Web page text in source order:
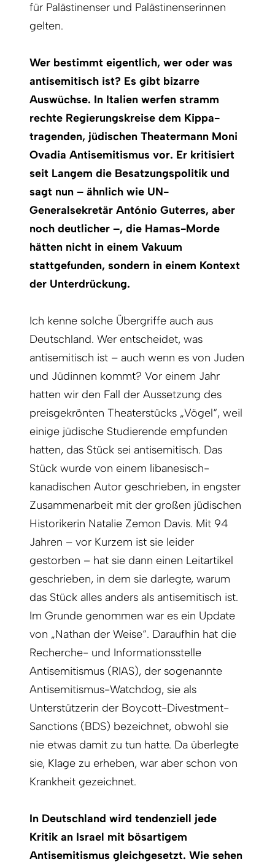
für Palästinenser und Palästinenserinnen
gelten.
Wer bestimmt eigentlich, wer oder was
antisemitisch ist? Es gibt bizarre
Auswüchse. In Italien werfen stramm
rechte Regierungskreise dem Kippa-
tragenden, jüdischen Theatermann Moni
Ovadia Antisemitismus vor. Er kritisiert
seit Langem die Besatzungspolitik und
sagt nun – ähnlich wie UN-
Generalsekretär António Guterres, aber
noch deutlicher –, die Hamas-Morde
hätten nicht in einem Vakuum
stattgefunden, sondern in einem Kontext
der Unterdrückung.
Ich kenne solche Übergriffe auch aus
Deutschland. Wer entscheidet, was
antisemitisch ist – auch wenn es von Juden
und Jüdinnen kommt? Vor einem Jahr
hatten wir den Fall der Aussetzung des
preisgekrönten Theaterstücks „Vögel“, weil
einige jüdische Studierende empfunden
hatten, das Stück sei antisemitisch. Das
Stück wurde von einem libanesisch-
kanadischen Autor geschrieben, in engster
Zusammenarbeit mit der großen jüdischen
Historikerin Natalie Zemon Davis. Mit 94
Jahren – vor Kurzem ist sie leider
gestorben – hat sie dann einen Leitartikel
geschrieben, in dem sie darlegte, warum
das Stück alles anders als antisemitisch ist.
Im Grunde genommen war es ein Update
von „Nathan der Weise“. Daraufhin hat die
Recherche- und Informationsstelle
Antisemitismus (RIAS), der sogenannte
Antisemitismus-Watchdog, sie als
Unterstützerin der Boycott-Divestment-
Sanctions (BDS) bezeichnet, obwohl sie
nie etwas damit zu tun hatte. Da überlegte
sie, Klage zu erheben, war aber schon von
Krankheit gezeichnet.
In Deutschland wird tendenziell jede
Kritik an Israel mit bösartigem
Antisemitismus gleichgesetzt. Wie sehen